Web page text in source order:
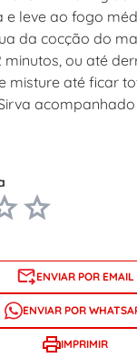
e leve ao fogo
da cocção do
minutos, ou até
misture até ficar
ENVIAR POR EMAIL
ENVIAR POR
IMPRIMIR